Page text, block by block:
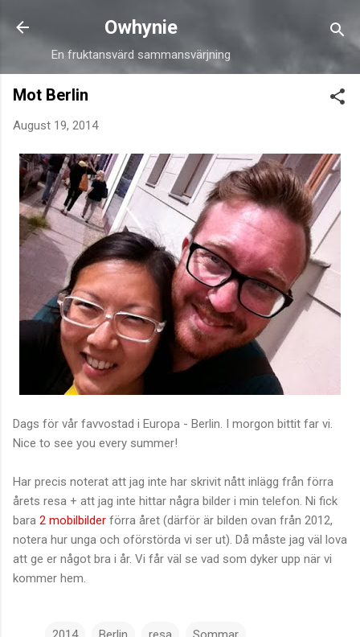
Skip to main content
Owhynie
En fruktansvärd sammansvärjning
Mot Berlin
August 19, 2014
Dags för vår favvostad i Europa - Berlin. I morgon bittit far vi.
Nice to see you every summer!
Har precis noterat att jag inte har skrivit nått inlägg från förra
årets resa + att jag inte hittar några bilder i min telefon. Ni fick
bara 2 mobilbilder förra året (därför är bilden ovan från 2012,
notera hur unga och oförstörda vi ser ut). Då måste jag väl lova
att ge er något bra i år. Vi får väl se vad som dyker upp när vi
kommer hem.